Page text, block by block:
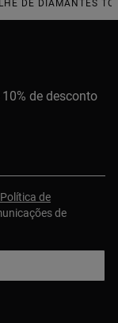
CLASSICS
DE DIAMANTES
de desconto
Política de
de